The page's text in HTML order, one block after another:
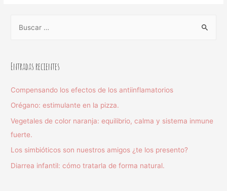
Entradas recientes
Compensando los efectos de los antiinflamatorios
Orégano: estimulante en la pizza.
Vegetales de color naranja: equilibrio, calma y sistema inmune
fuerte.
Los simbióticos son nuestros amigos ¿te los presento?
Diarrea infantil: cómo tratarla de forma natural.